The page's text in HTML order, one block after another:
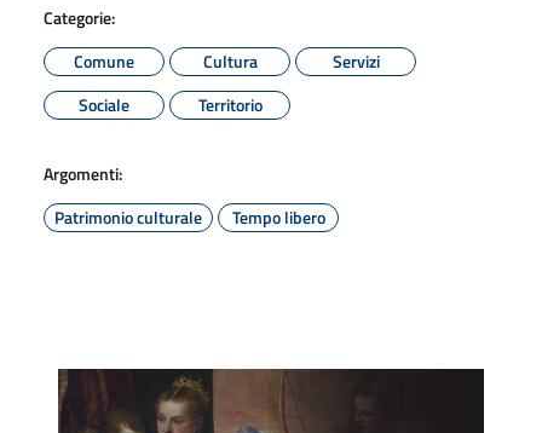
Categorie:
Comune
Cultura
Servizi
Sociale
Territorio
Argomenti:
Patrimonio culturale
Tempo libero